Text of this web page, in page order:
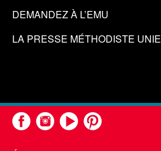
DEMANDEZ À L’EMU
LA PRESSE MÉTHODISTE UNIE